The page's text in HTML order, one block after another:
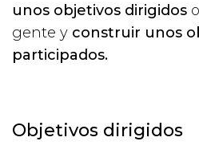
unos objetivos dirigidos
gente y construir unos
participados.
Objetivos dirigidos